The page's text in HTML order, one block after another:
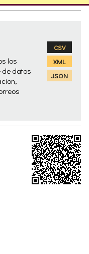
los
de datos
CSV
XML
JSON